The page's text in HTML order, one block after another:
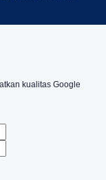
kualitas Google